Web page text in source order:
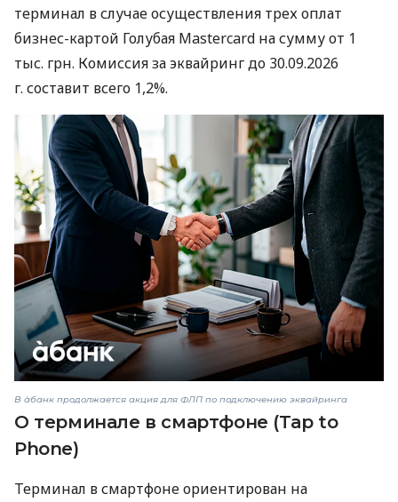
терминал в случае осуществления трех оплат
бизнес-картой Голубая Mastercard на сумму от 1
тыс. грн. Комиссия за эквайринг до 30.09.2026
г. составит всего 1,2%.
В àбанк продолжается акция для ФЛП по подключению эквайринга
О терминале в смартфоне (Tap to
Phone)
Терминал в смартфоне ориентирован на